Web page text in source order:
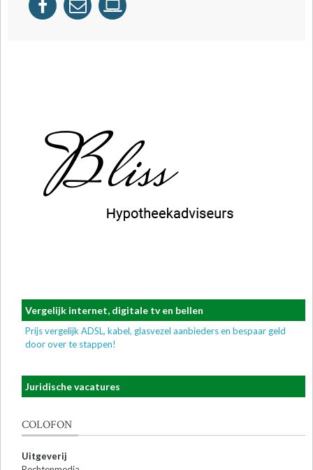
Vergelijk internet, digitale tv en bellen
Prijs vergelijk ADSL, kabel, glasvezel aanbieders en bespaar geld
door over te stappen!
Juridische vacatures
COLOFON
Uitgeverij